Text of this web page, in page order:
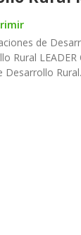
de
Desarrollo Rural.